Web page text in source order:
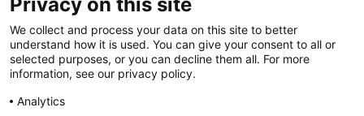
Bedrijven
Hogescholen
We collect and process your data on this site to better
understand how it is used. You can give your consent to all or
selected purposes, or you can decline them all. For more
information, see our privacy policy.
Analytics